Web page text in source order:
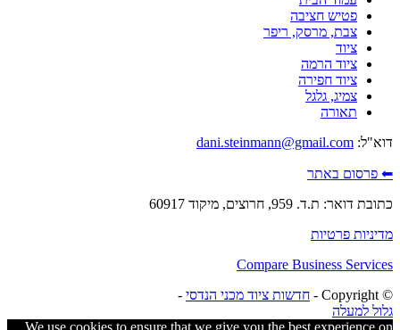
פטיש חציבה
צבת, מרסק, ריפר
ציוד
ציוד הרמה
ציוד חפירה
צמיג, גלגל
תאורה
דוא"ל: dani.steinmann@gmail.com
⬅ פרסום באתר
כתובת דואר: ת.ד. 959, חרוצים, מיקוד 60917
מדיניות פרטיות
Compare Business Services
© ‫Copyright -
חדשות ציוד מכני הנדסי -
גלול למעלה
We use cookies to ensure that we give you the best experience on